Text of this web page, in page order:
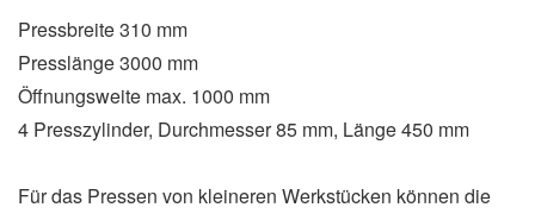
Pressbreite 310 mm
Presslänge 3000 mm
Öffnungsweite max. 1000 mm
4 Presszylinder, Durchmesser 85 mm, Länge 450 mm
Für das Pressen von kleineren Werkstücken können die